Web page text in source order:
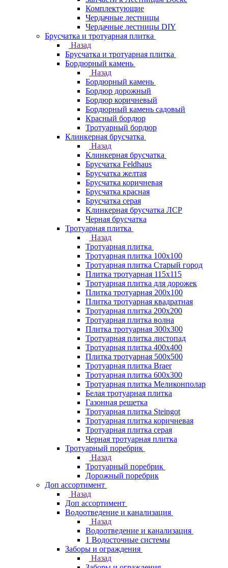
Комплектующие
Чердачные лестницы
Чердачные лестницы DIY
Брусчатка и тротуарная плитка
Назад
Брусчатка и тротуарная плитка
Бордюрный камень
Назад
Бордюрный камень
Бордюр дорожный
Бордюр коричневый
Бордюрный камень садовый
Красный бордюр
Тротуарный бордюр
Клинкерная брусчатка
Назад
Клинкерная брусчатка
Брусчатка Feldhaus
Брусчатка желтая
Брусчатка коричневая
Брусчатка красная
Брусчатка серая
Клинкерная брусчатка ЛСР
Черная брусчатка
Тротуарная плитка
Назад
Тротуарная плитка
Тротуарная плитка 100x100
Тротуарная плитка Старый город
Плитка тротуарная 115x115
Тротуарная плитка для дорожек
Плитка тротуарная 200х100
Плитка тротуарная квадратная
Тротуарная плитка 200х200
Тротуарная плитка волна
Плитка тротуарная 300х300
Тротуарная плитка листопад
Тротуарная плитка 400х400
Плитка тротуарная 500x500
Тротуарная плитка Braer
Тротуарная плитка 600х300
Тротуарная плитка Меликонполар
Белая тротуарная плитка
Газонная решетка
Тротуарная плитка Steingot
Тротуарная плитка коричневая
Тротуарная плитка серая
Черная тротуарная плитка
Тротуарный поребрик
Назад
Тротуарный поребрик
Дорожный поребрик
Доп ассортимент
Назад
Доп ассортимент
Водоотведение и канализация
Назад
Водоотведение и канализация
1 Водосточные системы
Заборы и ограждения
Назад